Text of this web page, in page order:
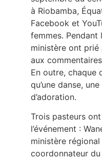
à Riobamba,
Facebook et
femmes. Pendant
ministère ont
aux
En outre, chaque
qu’une danse,
d’adoration.
Trois pasteurs
l’événement :
ministère
coordonnateur